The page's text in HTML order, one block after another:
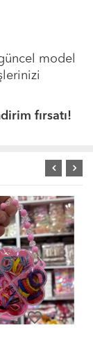
model
fırsatı!
favorite_border